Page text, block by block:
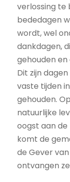
verlossing te
bededagen
wordt, wel
dankdagen,
gehouden
Dit zijn
vaste tijden
gehouden.
natuurlijke
oogst aan
komt de
de Gever
ontvangen